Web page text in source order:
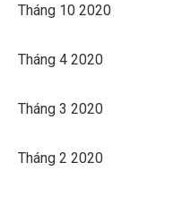
Tháng 10 2020
Tháng 4 2020
Tháng 3 2020
Tháng 2 2020